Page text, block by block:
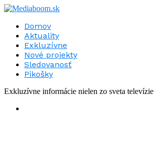
Domov
Aktuality
Exkluzívne
Nové projekty
Sledovanosť
Pikošky
Exkluzívne informácie nielen zo sveta televízie